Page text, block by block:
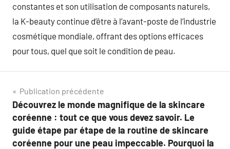
constantes et son utilisation de composants naturels,
la K-beauty continue d’être à l’avant-poste de l’industrie
cosmétique mondiale, offrant des options efficaces
pour tous, quel que soit le condition de peau.
Navigation
de
l’article
Publication précédente
Découvrez le monde magnifique de la skincare
coréenne : tout ce que vous devez savoir. Le
guide étape par étape de la routine de skincare
coréenne pour une peau impeccable. Pourquoi la